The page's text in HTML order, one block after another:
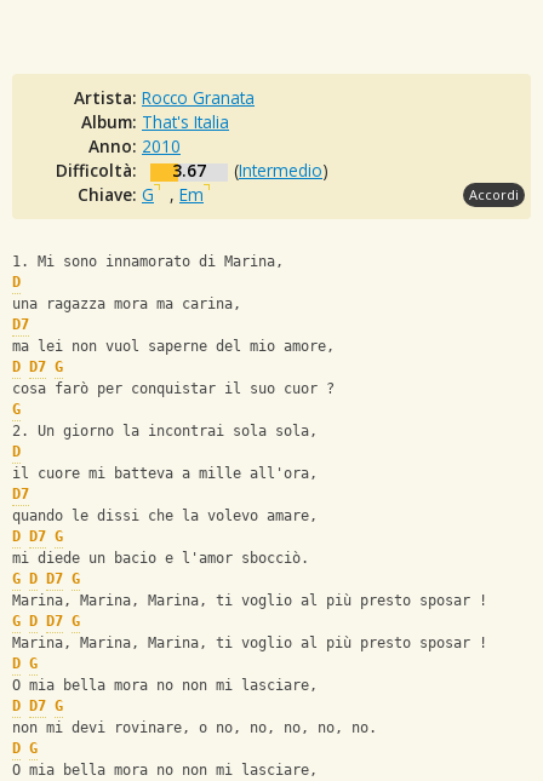
Artista: Rocco Granata
Album: That's Italia
Anno: 2010
Difficoltà:
3.67 (Intermedio)
Chiave: G , Em Accordi
1. Mi sono innamorato di Marina,
D
una ragazza mora ma carina,
D7
ma lei non vuol saperne del mio amore,
D
D7 G
cosa farò per conquistar il suo cuor ?
G
2. Un giorno la incontrai sola sola,
D
il cuore mi batteva a mille all'ora,
D7
quando le dissi che la volevo amare,
D
D7 G
mi diede un bacio e l'amor sbocciò.
G
D D7 G
Marina, Marina, Marina, ti voglio al più presto sposar !
G
D D7 G
Marina, Marina, Marina, ti voglio al più presto sposar !
D G
O mia bella mora no non mi lasciare,
D
D7 G
non mi devi rovinare, o no, no, no, no, no.
D G
O mia bella mora no non mi lasciare,